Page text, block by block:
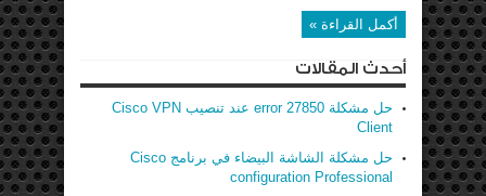
أكمل القراءة »
أحدث المقالات
حل مشكلة error 27850 عند تنصيب Cisco VPN
Client
حل مشكلة الشاشة البيضاء في برنامج Cisco
configuration Professional